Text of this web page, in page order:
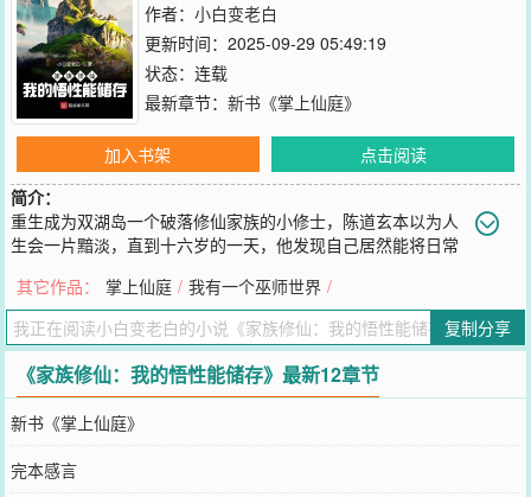
作者： 小白变老白
更新时间：2025-09-29 05:49:19
状态：连载
最新章节： 新书《掌上仙庭》
加入书架
点击阅读
简介：
重生成为双湖岛一个破落修仙家族的小修士，陈道玄本以为人
生会一片黯淡，直到十六岁的一天，他发现自己居然能将日常
《工业修仙》、《重工业炼器》、《轻工业炼丹》
您要是觉得《家族修仙：我的悟性能储存》还不错的话请不要忘记向
您QQ群和微博微信里的朋友推荐哦！
其它作品： 掌上仙庭 / 我有一个巫师世界 /
复制分享
《家族修仙：我的悟性能储存》最新12章节
新书《掌上仙庭》
完本感言